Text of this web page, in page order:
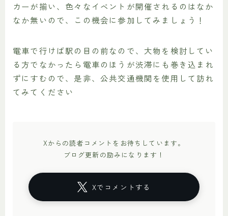
カーが揃い、色々なイベントが開催されるのはなか
なか無いので、この機会に参加してみましょう！
電車で行けば駅の目の前なので、大物を検討してい
る方でなかったら電車のほうが渋滞にも巻き込まれ
ずにすむので、是非、公共交通機関を使用して訪れ
てみてください
Xからの読者コメントをお待ちしています。
ブログ更新の励みになります！
Xでコメントする